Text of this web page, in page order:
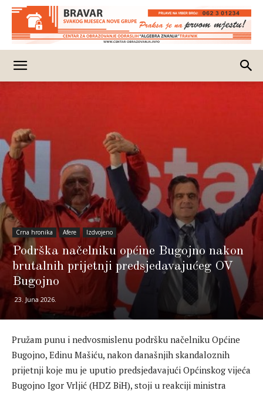
Crna hronika Afere Izdvojeno
Podrška načelniku općine Bugojno nakon
brutalnih prijetnji predsjedavajućeg OV
Bugojno
23. Juna 2026.
Pružam punu i nedvosmislenu podršku načelniku Općine
Bugojno, Edinu Mašiću, nakon današnjih skandaloznih
prijetnji koje mu je uputio predsjedavajući Općinskog vijeća
Bugojno Igor Vrljić (HDZ BiH), stoji u reakciji ministra